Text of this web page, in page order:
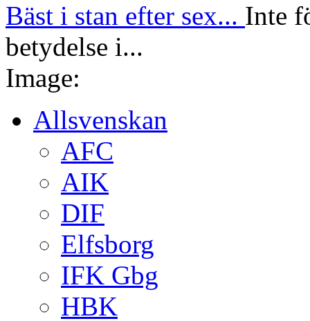
Bäst i stan efter sex... Inte
betydelse i...
Image:
Allsvenskan
AFC
AIK
DIF
Elfsborg
IFK Gbg
HBK